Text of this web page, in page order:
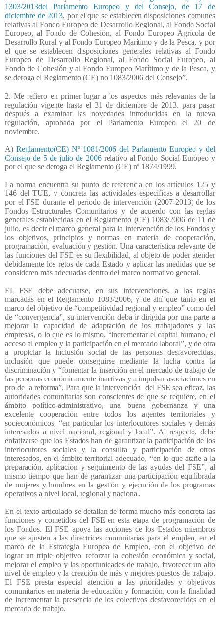
1303/2013del Parlamento Europeo y del Consejo, de 17 de
diciembre de 2013, por el que se establecen disposiciones comunes
relativas al Fondo Europeo de Desarrollo Regional, al Fondo Social
Europeo, al Fondo de Cohesión, al Fondo Europeo Agrícola de
Desarrollo Rural y al Fondo Europeo Marítimo y de la Pesca, y por
el que se establecen disposiciones generales relativas al Fondo
Europeo de Desarrollo Regional, al Fondo Social Europeo, al
Fondo de Cohesión y al Fondo Europeo Marítimo y de la Pesca, y
se deroga el Reglamento (CE) no 1083/2006 del Consejo”.
2. Me refiero en primer lugar a los aspectos más relevantes de la
regulación vigente hasta el 31 de diciembre de 2013, para pasar
después a examinar las novedades introducidas en la nueva
regulación, aprobada por el Parlamento Europeo el 20 de
noviembre.
A) Reglamento(CE) Nº 1081/2006 del Parlamento Europeo y del
Consejo de 5 de julio de 2006relativo al Fondo Social Europeo y
por el que se deroga el Reglamento (CE) nº 1874/1999.
La norma encuentra su punto de referencia en los artículos 125 y
146 del TUE, y concreta las actividades específicas a desarrollar
por el FSE durante el período de intervención (2007-2013) de los
Fondos Estructurales Comunitarios y de acuerdo con las reglas
generales establecidas en el Reglamento (CE) 1083/2006 de 11 de
julio, es decir el marco general para la intervención de los Fondos y
los objetivos, principios y normas en materia de cooperación,
programación, evaluación y gestión. Una característica relevante de
las funciones del FSE es su flexibilidad, al objeto de poder atender
debidamente los retos de cada Estado y aplicar las medidas que se
consideren más adecuadas dentro del marco normativo general.
EL FSE debe adecuarse, en sus intervenciones, a las reglas
marcadas en el Reglamento 1083/2006, y de ahí que tanto en el
marco del objetivo de “competitividad regional y empleo” como del
de “convergencia”, su intervención deba ir dirigida por una parte a
mejorar la capacidad de adaptación de los trabajadores y las
empresas, o lo que es lo mismo, “incrementar el capital humano, el
acceso al empleo y la participación en el mercado laboral”, y de otra
a propiciar la inclusión social de las personas desfavorecidas,
inclusión que puede conseguirse mediante la lucha contra la
discriminación y “fomentar la inserción en el mercado de trabajo de
las personas económicamente inactivas y a impulsar asociaciones en
pro de la reforma”. Para que la intervención del FSE sea eficaz, las
autoridades comunitarias son conscientes de que se requiere, en el
ámbito político-administrativo, una buena gobernanza y una
excelente cooperación entre todos los agentes territoriales y
socieconómicos, “en particular los interlocutores sociales y demás
interesados a nivel nacional, regional y local”. Al respecto, debe
enfatizarse que los Estados han de garantizar la participación de los
interlocutores sociales y la consulta y participación de otros
interesados, en el ámbito territorial adecuado, “en lo que atañe a la
preparación, aplicación y seguimiento de las ayudas del FSE”, al
mismo tiempo que han de garantizar una participación equilibrada
de mujeres y hombres en la gestión y ejecución de los programas
operativos a nivel local, regional y nacional.
En el texto articulado se detallan de forma mucho más concreta las
funciones y cometidos del FSE en esta etapa de programación de
los Fondos. El FSE apoya las acciones de los Estados miembros
que se ajusten a las directrices comunitarias para el empleo, en el
marco de la Estrategia Europea de Empleo, con el objetivo de
lograr un triple objetivo: reforzar la cohesión económica y social,
mejorar el empleo y las oportunidades de trabajo, favorecer un alto
nivel de empleo y la creación de más y mejores puestos de trabajo.
El FSE presta especial atención a las prioridades y objetivos
comunitarios en materia de educación y formación, con la finalidad
de incrementar la presencia de los colectivos desfavorecidos en el
mercado de trabajo.